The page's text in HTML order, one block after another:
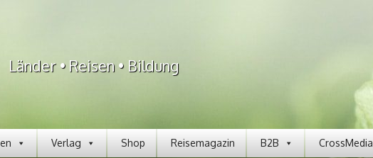
Länder • Reisen • Bildung
Verlag Shop Reisemagazin B2B CrossMedia